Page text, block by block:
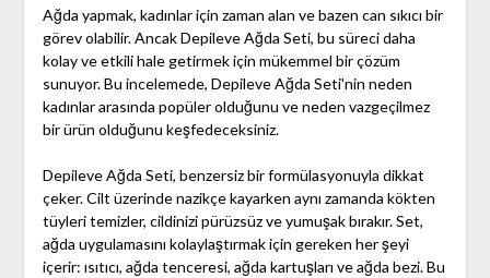
Ağda yapmak, kadınlar için zaman alan ve bazen can sıkıcı bir
görev olabilir. Ancak Depileve Ağda Seti, bu süreci daha
kolay ve etkili hale getirmek için mükemmel bir çözüm
sunuyor. Bu incelemede, Depileve Ağda Seti'nin neden
kadınlar arasında popüler olduğunu ve neden vazgeçilmez
bir ürün olduğunu keşfedeceksiniz.
Depileve Ağda Seti, benzersiz bir formülasyonuyla dikkat
çeker. Cilt üzerinde nazikçe kayarken aynı zamanda kökten
tüyleri temizler, cildinizi pürüzsüz ve yumuşak bırakır. Set,
ağda uygulamasını kolaylaştırmak için gereken her şeyi
içerir: ısıtıcı, ağda tenceresi, ağda kartuşları ve ağda bezi. Bu